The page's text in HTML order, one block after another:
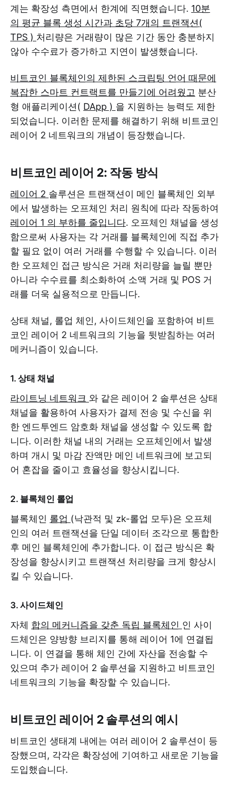
계는 확장성 측면에서 한계에 직면했습니다. 10분
의 평균 블록 생성 시간과 초당 7개의 트랜잭션(
TPS ) 처리량은 거래량이 많은 기간 동안 충분하지
않아 수수료가 증가하고 지연이 발생했습니다.
비트코인 블록체인의 제한된 스크립팅 언어 때문에
복잡한 스마트 컨트랙트를 만들기에 어려웠고 분산
형 애플리케이션( DApp ) 을 지원하는 능력도 제한
되었습니다. 이러한 문제를 해결하기 위해 비트코인
​​레이어 2 네트워크의 개념이 등장했습니다.
비트코인 레이어 2: 작동 방식
레이어 2 솔루션은 트랜잭션이 메인 블록체인 외부
에서 발생하는 오프체인 처리 원칙에 따라 작동하여
레이어 1 의 부하를 줄입니다. 오프체인 채널을 생성
함으로써 사용자는 각 거래를 블록체인에 직접 추가
할 필요 없이 여러 거래를 수행할 수 있습니다. 이러
한 오프체인 접근 방식은 거래 처리량을 늘릴 뿐만
아니라 수수료를 최소화하여 소액 거래 및 POS 거
래를 더욱 실용적으로 만듭니다.
상태 채널, 롤업 체인, 사이드체인을 포함하여 비트
코인 ​​레이어 2 네트워크의 기능을 뒷받침하는 여러
메커니즘이 있습니다.
1. 상태 채널
라이트닝 네트워크 와 같은 레이어 2 솔루션은 상태
채널을 활용하여 사용자가 결제 전송 및 수신을 위
한 엔드투엔드 암호화 채널을 생성할 수 있도록 합
니다. 이러한 채널 내의 거래는 오프체인에서 발생
하며 개시 및 마감 잔액만 메인 네트워크에 보고되
어 혼잡을 줄이고 효율성을 향상시킵니다.
2. 블록체인 롤업
블록체인 롤업 (낙관적 및 zk-롤업 모두)은 오프체
인의 여러 트랜잭션을 단일 데이터 조각으로 통합한
후 메인 블록체인에 추가합니다. 이 접근 방식은 확
장성을 향상시키고 트랜잭션 처리량을 크게 향상시
킬 수 있습니다.
3. 사이드체인
자체 합의 메커니즘을 갖춘 독립 블록체인 인 사이
드체인은 양방향 브리지를 통해 레이어 1에 연결됩
니다. 이 연결을 통해 체인 간에 자산을 전송할 수
있으며 추가 레이어 2 솔루션을 지원하고 비트코인 ​​
네트워크의 기능을 확장할 수 있습니다.
비트코인 레이어 2 솔루션의 예시
비트코인 생태계 내에는 여러 레이어 2 솔루션이 등
장했으며, 각각은 확장성에 기여하고 새로운 기능을
도입했습니다.